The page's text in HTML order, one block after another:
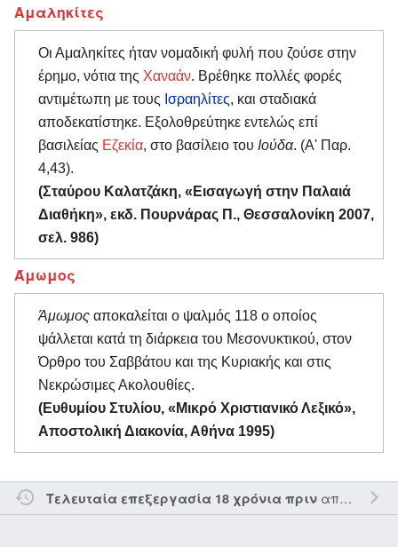
Αμαληκίτες
Οι Αμαληκίτες ήταν νομαδική φυλή που ζούσε στην
έρημο, νότια της Χαναάν. Βρέθηκε πολλές φορές
αντιμέτωπη με τους Ισραηλίτες, και σταδιακά
αποδεκατίστηκε. Εξολοθρεύτηκε εντελώς επί
βασιλείας Εζεκία, στο βασίλειο του Ιούδα. (Α' Παρ.
4,43).
(Σταύρου Καλατζάκη, «Εισαγωγή στην Παλαιά
Διαθήκη», εκδ. Πουρνάρας Π., Θεσσαλονίκη 2007,
σελ. 986)
Άμωμος
Άμωμος αποκαλείται ο ψαλμός 118 ο οποίος
ψάλλεται κατά τη διάρκεια του Μεσονυκτικού, στον
Όρθρο του Σαββάτου και της Κυριακής και στις
Νεκρώσιμες Ακολουθίες.
(Ευθυμίου Στυλίου, «Μικρό Χριστιανικό Λεξικό»,
Αποστολική Διακονία, Αθήνα 1995)
Τελευταία επεξεργασία 18 χρόνια πριναπό τον την